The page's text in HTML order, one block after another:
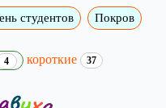
студентов Покров
4 короткие 37